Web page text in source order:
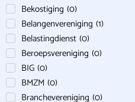
Bekostiging (0)
Belangenvereniging (1)
Belastingdienst (0)
Beroepsvereniging (0)
BIG (0)
BMZM (0)
Branchevereniging (0)